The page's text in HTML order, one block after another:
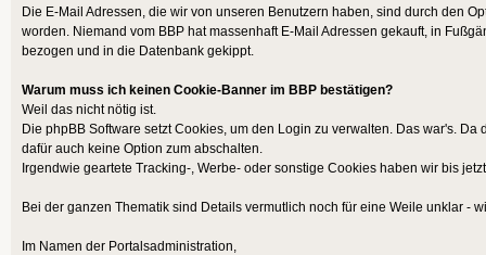
Die E-Mail Adressen, die wir von unseren Benutzern haben, sind durch den
worden. Niemand vom BBP hat massenhaft E-Mail Adressen gekauft, in
bezogen und in die Datenbank gekippt.
Warum muss ich keinen Cookie-Banner im BBP bestätigen?
Weil das nicht nötig ist.
Die phpBB Software setzt Cookies, um den Login zu verwalten. Das war's.
dafür auch keine Option zum abschalten.
Irgendwie geartete Tracking-, Werbe- oder sonstige Cookies haben wir bis
Bei der ganzen Thematik sind Details vermutlich noch für eine Weile unklar -
Im Namen der Portalsadministration,